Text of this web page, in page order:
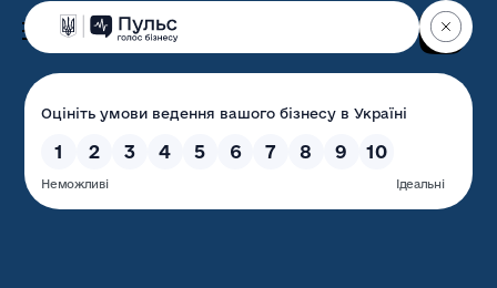
Волинська обласна
державна адміністрація